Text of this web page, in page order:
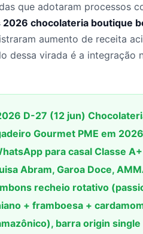
que adotaram processos
2026 chocolateria boutique
aumento de receita
dessa virada é a integração
D-27 (12 jun)
Gourmet PME em
para casal Classe
Abram, Garoa Doce,
recheio rotativo
+ framboesa +
barra origin